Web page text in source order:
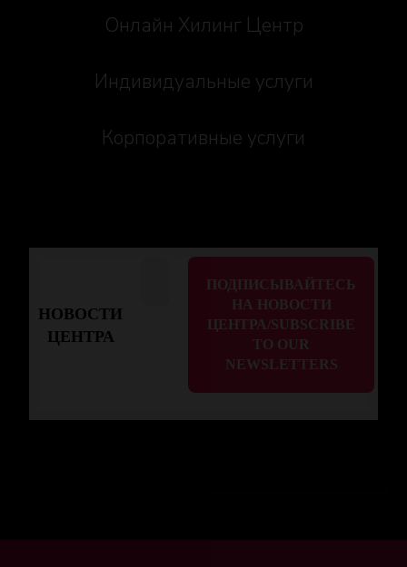
Онлайн Хилинг Центр
Индивидуальные услуги
Корпоративные услуги
НОВОСТИ
ЦЕНТРА